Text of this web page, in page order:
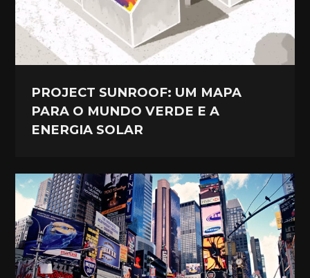
PROJECT SUNROOF: UM MAPA
PARA O MUNDO VERDE E A
ENERGIA SOLAR